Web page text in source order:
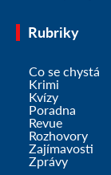
Rubriky
Co se chystá
Krimi
Kvízy
Poradna
Revue
Rozhovory
Zajímavosti
Zprávy